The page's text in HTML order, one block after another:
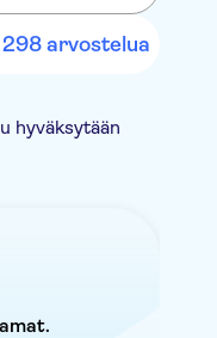
wurde zum
arvostelua
hyväksytään